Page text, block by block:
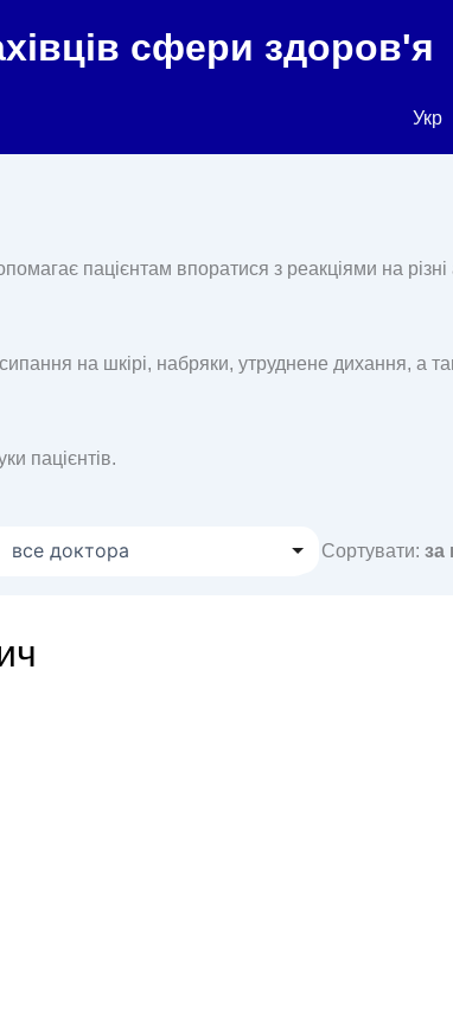
сфери здоров'я
Укр
пацієнтам впоратися з реакціями на різні
на шкірі, набряки, утруднене дихання, а
пацієнтів.
Сортувати: за